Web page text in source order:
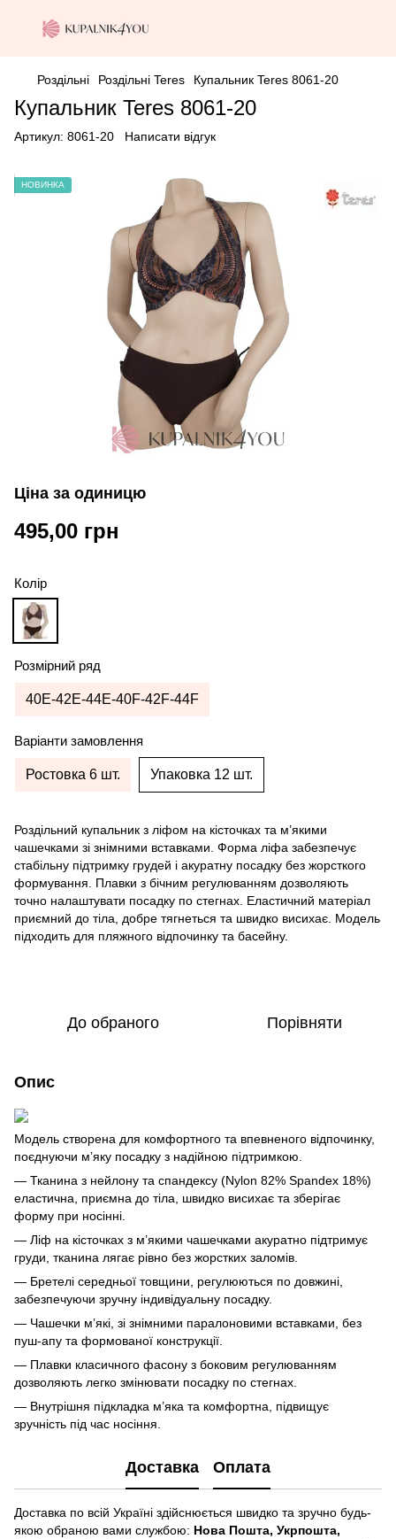
Роздільні Роздільні Teres Купальник Teres 8061-20
Купальник Teres 8061-20
Артикул: 8061-20 Написати відгук
НОВИНКА
Ціна за одиницю
495,00 грн
Колір
Розмірний ряд
40E-42E-44E-40F-42F-44F
Варіанти замовлення
Ростовка 6 шт. Упаковка 12 шт.
Роздільний купальник з ліфом на кісточках та м’якими
чашечками зі знімними вставками. Форма ліфа забезпечує
стабільну підтримку грудей і акуратну посадку без жорсткого
формування. Плавки з бічним регулюванням дозволяють
точно налаштувати посадку по стегнах. Еластичний матеріал
приємний до тіла, добре тягнеться та швидко висихає. Модель
підходить для пляжного відпочинку та басейну.
До обраного Порівняти
Опис
Модель створена для комфортного та впевненого відпочинку,
поєднуючи м’яку посадку з надійною підтримкою.
— Тканина з нейлону та спандексу (Nylon 82% Spandex 18%)
еластична, приємна до тіла, швидко висихає та зберігає
форму при носінні.
— Ліф на кісточках з м’якими чашечками акуратно підтримує
груди, тканина лягає рівно без жорстких заломів.
— Бретелі середньої товщини, регулюються по довжині,
забезпечуючи зручну індивідуальну посадку.
— Чашечки м’які, зі знімними паралоновими вставками, без
пуш-апу та формованої конструкції.
— Плавки класичного фасону з боковим регулюванням
дозволяють легко змінювати посадку по стегнах.
— Внутрішня підкладка м’яка та комфортна, підвищує
зручність під час носіння.
Доставка Оплата
Доставка по всій Україні здійснюється швидко та зручно будь-
якою обраною вами службою: Нова Пошта, Укрпошта,